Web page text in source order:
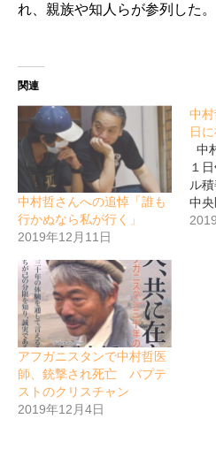
れ、親族や知人らが参列した。
関連
中村哲さんへの追悼「誰も
行かぬなら私が行く」
2019年12月11日
中村
日
中
１
ル
中
アフガニスタンで中村哲医
師、銃撃され死亡 バプテ
ストのクリスチャン
2019年12月4日